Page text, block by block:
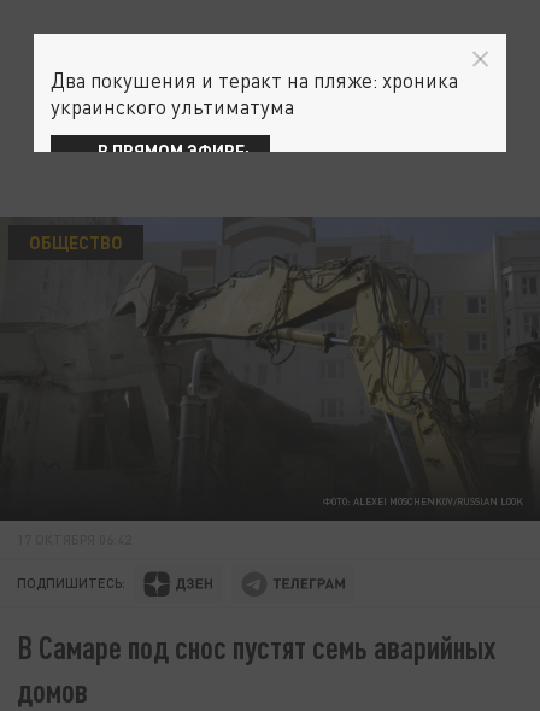
ФОТО: ALEXEI MOSCHENKOV/RUSSIAN LOOK
ОБЩЕСТВО
ПОДПИШИТЕСЬ:
В Самаре под снос пустят семь аварийных
домов
Два покушения и теракт на пляже: хроника
украинского ультиматума
В ПРЯМОМ ЭФИРЕ: